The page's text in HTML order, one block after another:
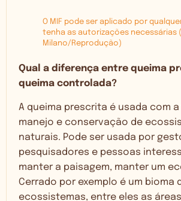
O MIF pode ser aplicado por
tenha as autorizações necessárias
Milano/Reprodução)
Qual a diferença entre queima
queima controlada?
A queima prescrita é usada com
manejo e conservação de
naturais. Pode ser usada por
pesquisadores e pessoas
manter a paisagem, manter um
Cerrado por exemplo é um bioma
ecossistemas, entre eles as